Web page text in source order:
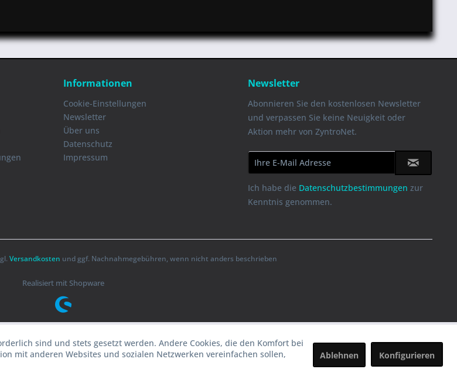
Informationen
Cookie-Einstellungen
Newsletter
Über uns
Datenschutz
Impressum
Newsletter
Abonnieren Sie den kostenlosen Newsletter
und verpassen Sie keine Neuigkeit oder
Aktion mehr von ZyntroNet.
Ich habe die Datenschutzbestimmungen zur
Kenntnis genommen.
Versandkosten und ggf. Nachnahmegebühren, wenn nicht anders beschrieben
Realisiert mit Shopware
sind und stets gesetzt werden. Andere Cookies, die den Komfort bei
mit anderen Websites und sozialen Netzwerken vereinfachen sollen,
Ablehnen Konfigurieren